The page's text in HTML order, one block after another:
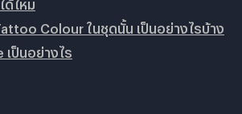
ด้ไหม
Colour ในชุดนั้น เป็นอย่างไรบ้าง
ป็นอย่างไร